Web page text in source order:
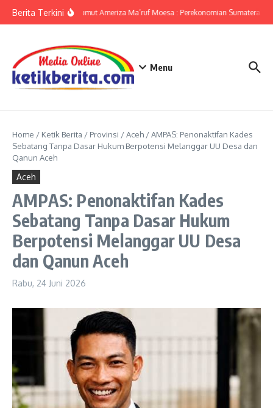
Berita TerkiniKPwBI Sumut Ameriza Ma’ruf Moesa : Perekonomian Sumatera
Menu
Home / Ketik Berita / Provinsi /Aceh /AMPAS: Penonaktifan Kades
Sebatang Tanpa Dasar Hukum Berpotensi Melanggar UU Desa dan
Qanun Aceh
Aceh
AMPAS: Penonaktifan Kades
Sebatang Tanpa Dasar Hukum
Berpotensi Melanggar UU Desa
dan Qanun Aceh
Rabu, 24 Juni 2026